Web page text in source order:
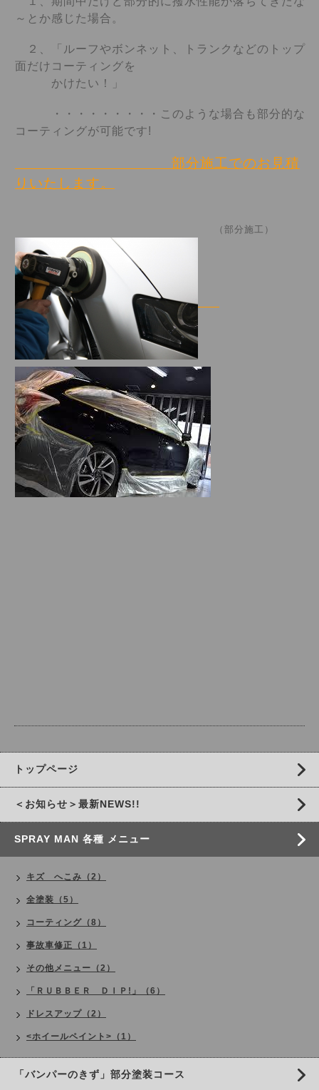
～とか感じた場合。
２、「ルーフやボンネット、トランクなどのトップ
面だけコーティングを
かけたい！」
・・・・・・・・・このような場合も部分的な
コーティングが可能です!
部分施工でのお見積
りいたします。
（部分施工）
トップページ
＜お知らせ＞最新NEWS!!
SPRAY MAN 各種 メニュー
キズ へこみ（2）
全塗装（5）
コーティング（8）
事故車修正（1）
その他メニュー（2）
「ＲＵＢＢＥＲ ＤＩＰ!」（6）
ドレスアップ（2）
<ホイールペイント>（1）
「バンパーのきず」部分塗装コース